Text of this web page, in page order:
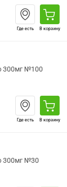
Где есть В корзину
300мг №100
Где есть В корзину
300мг №30